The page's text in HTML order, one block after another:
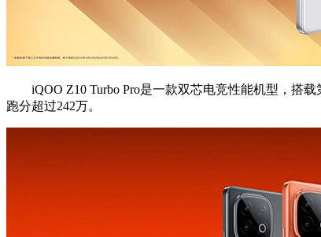
iQOO Z10 Turbo Pro是一款双芯电竞性能机型，搭载
跑分超过242万。